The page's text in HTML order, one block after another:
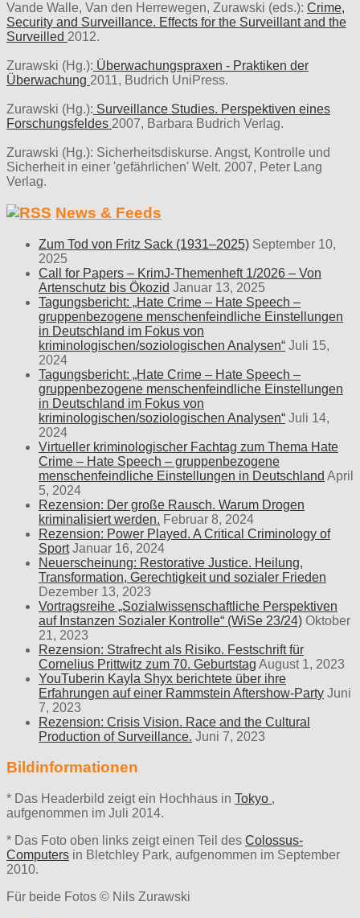
Vande Walle, Van den Herrewegen, Zurawski (eds.): Crime,
Security and Surveillance. Effects for the Surveillant and the
Surveilled 2012.
Zurawski (Hg.): Überwachungspraxen - Praktiken der
Überwachung 2011, Budrich UniPress.
Zurawski (Hg.): Surveillance Studies. Perspektiven eines
Forschungsfeldes 2007, Barbara Budrich Verlag.
Zurawski (Hg.): Sicherheitsdiskurse. Angst, Kontrolle und
Sicherheit in einer 'gefährlichen' Welt. 2007, Peter Lang
Verlag.
News & Feeds
Zum Tod von Fritz Sack (1931–2025) September 10,
2025
Call for Papers – KrimJ-Themenheft 1/2026 – Von
Artenschutz bis Ökozid Januar 13, 2025
Tagungsbericht: „Hate Crime – Hate Speech –
gruppenbezogene menschenfeindliche Einstellungen
in Deutschland im Fokus von
kriminologischen/soziologischen Analysen“ Juli 15,
2024
Tagungsbericht: „Hate Crime – Hate Speech –
gruppenbezogene menschenfeindliche Einstellungen
in Deutschland im Fokus von
kriminologischen/soziologischen Analysen“ Juli 14,
2024
Virtueller kriminologischer Fachtag zum Thema Hate
Crime – Hate Speech – gruppenbezogene
menschenfeindliche Einstellungen in Deutschland April
5, 2024
Rezension: Der große Rausch. Warum Drogen
kriminalisiert werden. Februar 8, 2024
Rezension: Power Played. A Critical Criminology of
Sport Januar 16, 2024
Neuerscheinung: Restorative Justice. Heilung,
Transformation, Gerechtigkeit und sozialer Frieden
Dezember 13, 2023
Vortragsreihe „Sozialwissenschaftliche Perspektiven
auf Instanzen Sozialer Kontrolle“ (WiSe 23/24) Oktober
21, 2023
Rezension: Strafrecht als Risiko. Festschrift für
Cornelius Prittwitz zum 70. Geburtstag August 1, 2023
YouTuberin Kayla Shyx berichtete über ihre
Erfahrungen auf einer Rammstein Aftershow-Party Juni
7, 2023
Rezension: Crisis Vision. Race and the Cultural
Production of Surveillance. Juni 7, 2023
Bildinformationen
* Das Headerbild zeigt ein Hochhaus in Tokyo ,
aufgenommen im Juli 2014.
* Das Foto oben links zeigt einen Teil des Colossus-
Computers in Bletchley Park, aufgenommen im September
2010.
Für beide Fotos © Nils Zurawski